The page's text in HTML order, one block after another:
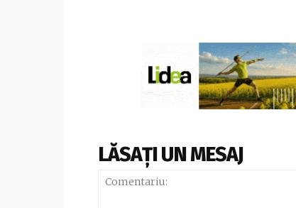
LĂSAȚI UN MESAJ